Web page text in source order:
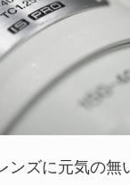
ンズに元気の無